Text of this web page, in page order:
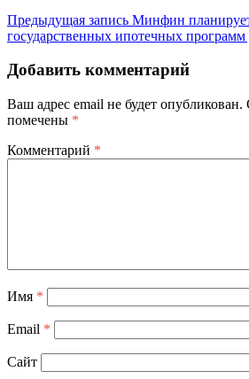
Предыдущая запись Минфин
государственных ипотечных программ
Добавить комментарий
Ваш адрес email не будет опубликован.
помечены *
Комментарий *
Имя *
Email *
Сайт